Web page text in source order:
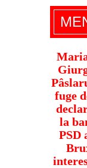
fuge
la
PSD